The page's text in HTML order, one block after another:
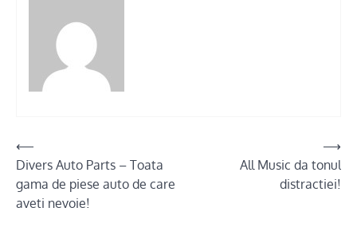
Post
navigation
⟵
Divers Auto Parts – Toata
gama de piese auto de care
aveti nevoie!
All Music da tonul
distractiei!
⟶